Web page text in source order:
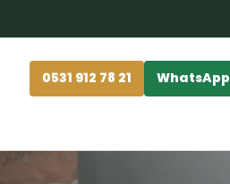
0531 912 78 21 WhatsApp